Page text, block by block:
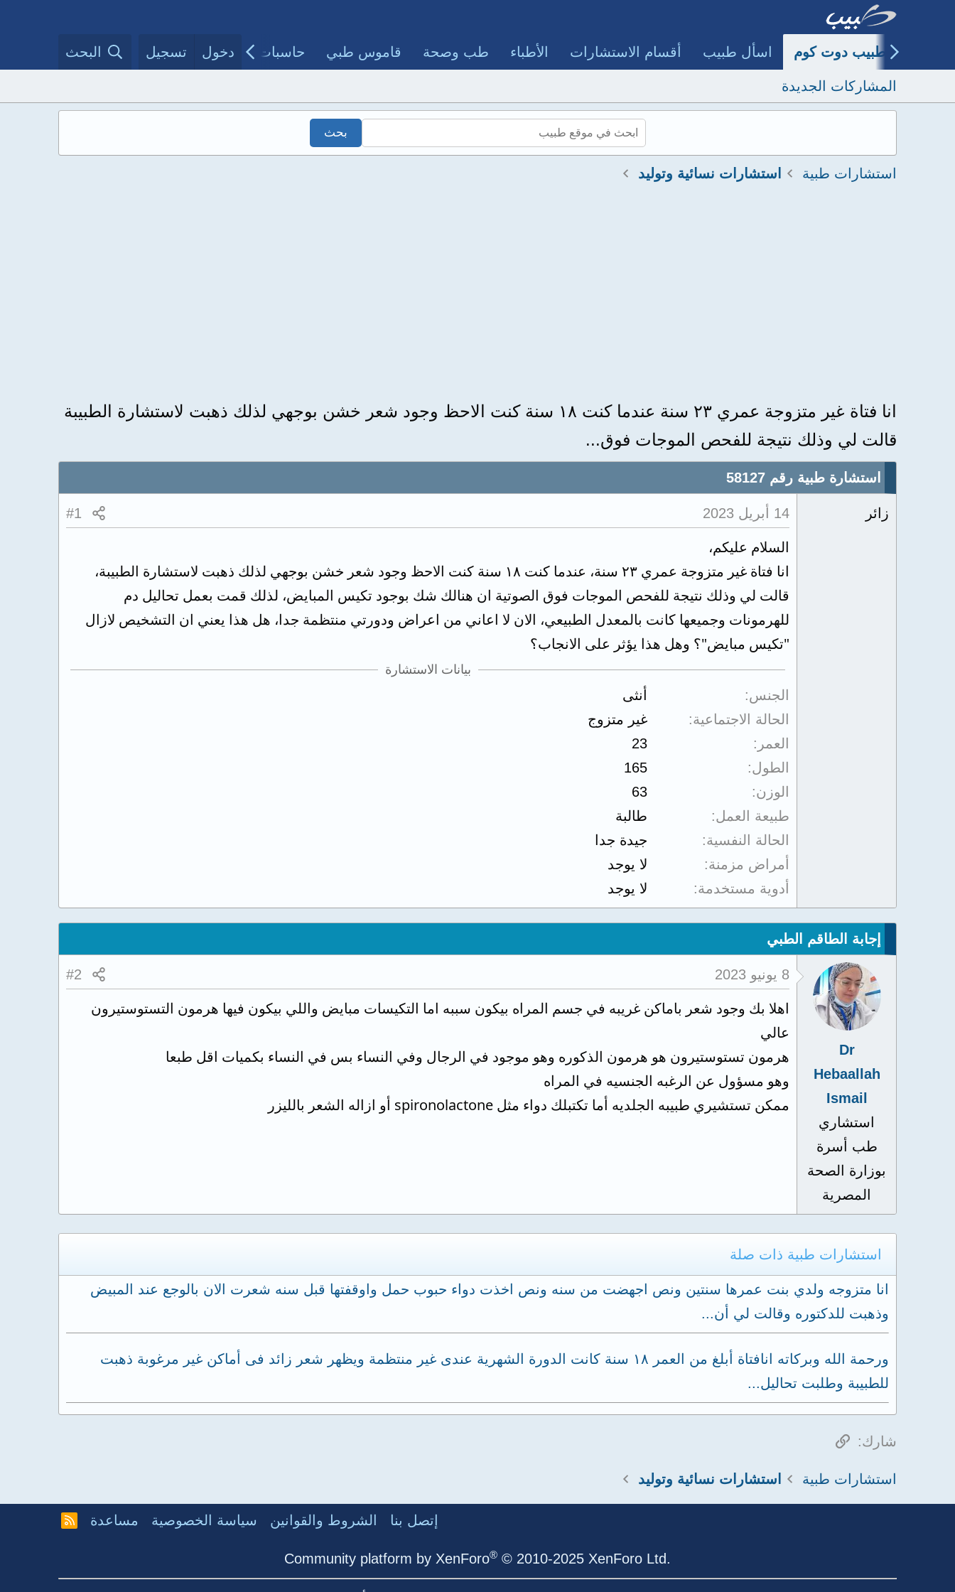
طبيب دوت كوم اسأل طبيب أقسام الاستشارات الأطباء طب وصحة قاموس طبي حاسبات طبية مقالات الأطباءدخول تسجيل البحث
المشاركات الجديدة
استشارات طبية استشارات نسائية وتوليد
انا فتاة غير متزوجة عمري ٢٣ سنة عندما كنت ١٨ سنة كنت الاحظ وجود شعر خشن بوجهي لذلك ذهبت لاستشارة الطبيبة
قالت لي وذلك نتيجة للفحص الموجات فوق...
استشارة طبية رقم 58127
زائر 14 أبريل 2023 #1
السلام عليكم،
انا فتاة غير متزوجة عمري ٢٣ سنة، عندما كنت ١٨ سنة كنت الاحظ وجود شعر خشن بوجهي لذلك ذهبت لاستشارة الطبيبة،
قالت لي وذلك نتيجة للفحص الموجات فوق الصوتية ان هنالك شك بوجود تكيس المبايض، لذلك قمت بعمل تحاليل دم
للهرمونات وجميعها كانت بالمعدل الطبيعي، الان لا اعاني من اعراض ودورتي منتظمة جدا، هل هذا يعني ان التشخيص لازال
"تكيس مبايض"؟ وهل هذا يؤثر على الانجاب؟
بيانات الاستشارة
الجنس
أنثى
الحالة الاجتماعية
غير متزوج
العمر
23
الطول
165
الوزن
63
طبيعة العمل
طالبة
الحالة النفسية
جيدة جدا
أمراض مزمنة
لا يوجد
أدوية مستخدمة
لا يوجد
إجابة الطاقم الطبي
Dr
Hebaallah
Ismail
استشاري
طب أسرة
بوزارة الصحة
المصرية
8 يونيو 2023 #2
اهلا بك وجود شعر باماكن غريبه في جسم المراه بيكون سببه اما التكيسات مبايض واللي بيكون فيها هرمون التستوستيرون
عالي
هرمون تستوستيرون هو هرمون الذكوره وهو موجود في الرجال وفي النساء بس في النساء بكميات اقل طبعا
وهو مسؤول عن الرغبه الجنسيه في المراه
ممكن تستشيري طبيبه الجلديه أما تكتبلك دواء مثل spironolactone أو ازاله الشعر بالليزر
استشارات طبية ذات صلة
انا متزوجه ولدي بنت عمرها سنتين ونص اجهضت من سنه ونص اخذت دواء حبوب حمل واوقفتها قبل سنه شعرت الان بالوجع عند المبيض
وذهبت للدكتوره وقالت لي أن...
ورحمة الله وبركاته انافتاة أبلغ من العمر ١٨ سنة كانت الدورة الشهرية عندى غير منتظمة ويظهر شعر زائد فى أماكن غير مرغوبة ذهبت
للطبيبة وطلبت تحاليل...
شارك: الرابط
استشارات طبية استشارات نسائية وتوليد
إتصل بنا الشروط والقوانين سياسة الخصوصية مساعدة
Community platform by XenForo® © 2010-2025 XenForo Ltd.